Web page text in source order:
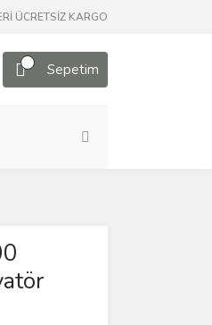
ÜCRETSİZ KARGO
Sepetim